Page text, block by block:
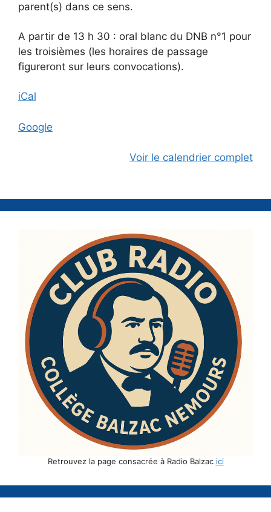
parent(s) dans ce sens.
A partir de 13 h 30 : oral blanc du DNB n°1 pour
les troisièmes (les horaires de passage
figureront sur leurs convocations).
iCal
Google
Voir le calendrier complet
Retrouvez la page consacrée à Radio Balzac ici